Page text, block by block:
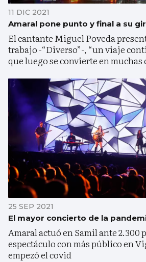
11 DIC 2021
Amaral pone punto y final a su
El cantante Miguel Poveda
trabajo -“Diverso”-, “un viaje
que luego se convierte en muchas
25 SEP 2021
El mayor concierto de la
Amaral actuó en Samil ante 2.300
espectáculo con más público en
empezó el covid